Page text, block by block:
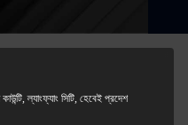
ল্যাংফ্যাং সিটি, হেবেই প্রদেশ